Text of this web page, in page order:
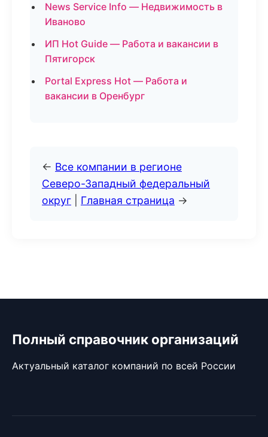
News Service Info — Недвижимость в
Иваново
ИП Hot Guide — Работа и вакансии в
Пятигорск
Portal Express Hot — Работа и
вакансии в Оренбург
← Все компании в регионе
Северо-Западный федеральный
округ
Главная страница →
Полный справочник организаций
Актуальный каталог компаний по всей России